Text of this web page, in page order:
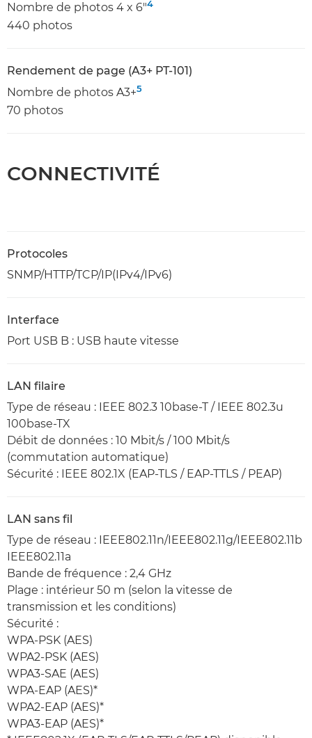
Nombre de photos 4 x 6"4
440 photos
Rendement de page (A3+ PT-101)
Nombre de photos A3+5
70 photos
CONNECTIVITÉ
Protocoles
SNMP/HTTP/TCP/IP(IPv4/IPv6)
Interface
Port USB B : USB haute vitesse
LAN filaire
Type de réseau : IEEE 802.3 10base-T / IEEE 802.3u
100base-TX
Débit de données : 10 Mbit/s / 100 Mbit/s
(commutation automatique)
Sécurité : IEEE 802.1X (EAP-TLS / EAP-TTLS / PEAP)
LAN sans fil
Type de réseau : IEEE802.11n/IEEE802.11g/IEEE802.11b
IEEE802.11a
Bande de fréquence : 2,4 GHz
Plage : intérieur 50 m (selon la vitesse de
transmission et les conditions)
Sécurité :
WPA-PSK (AES)
WPA2-PSK (AES)
WPA3-SAE (AES)
WPA-EAP (AES)*
WPA2-EAP (AES)*
WPA3-EAP (AES)*